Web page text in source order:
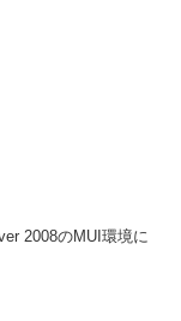
2008のMUI環境に